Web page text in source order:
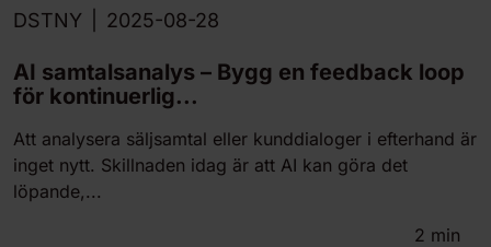
DSTNY 2025-08-28
AI samtalsanalys – Bygg en feedback loop
för kontinuerlig...
Att analysera säljsamtal eller kunddialoger i efterhand är
inget nytt. Skillnaden idag är att AI kan göra det
löpande,...
2 min